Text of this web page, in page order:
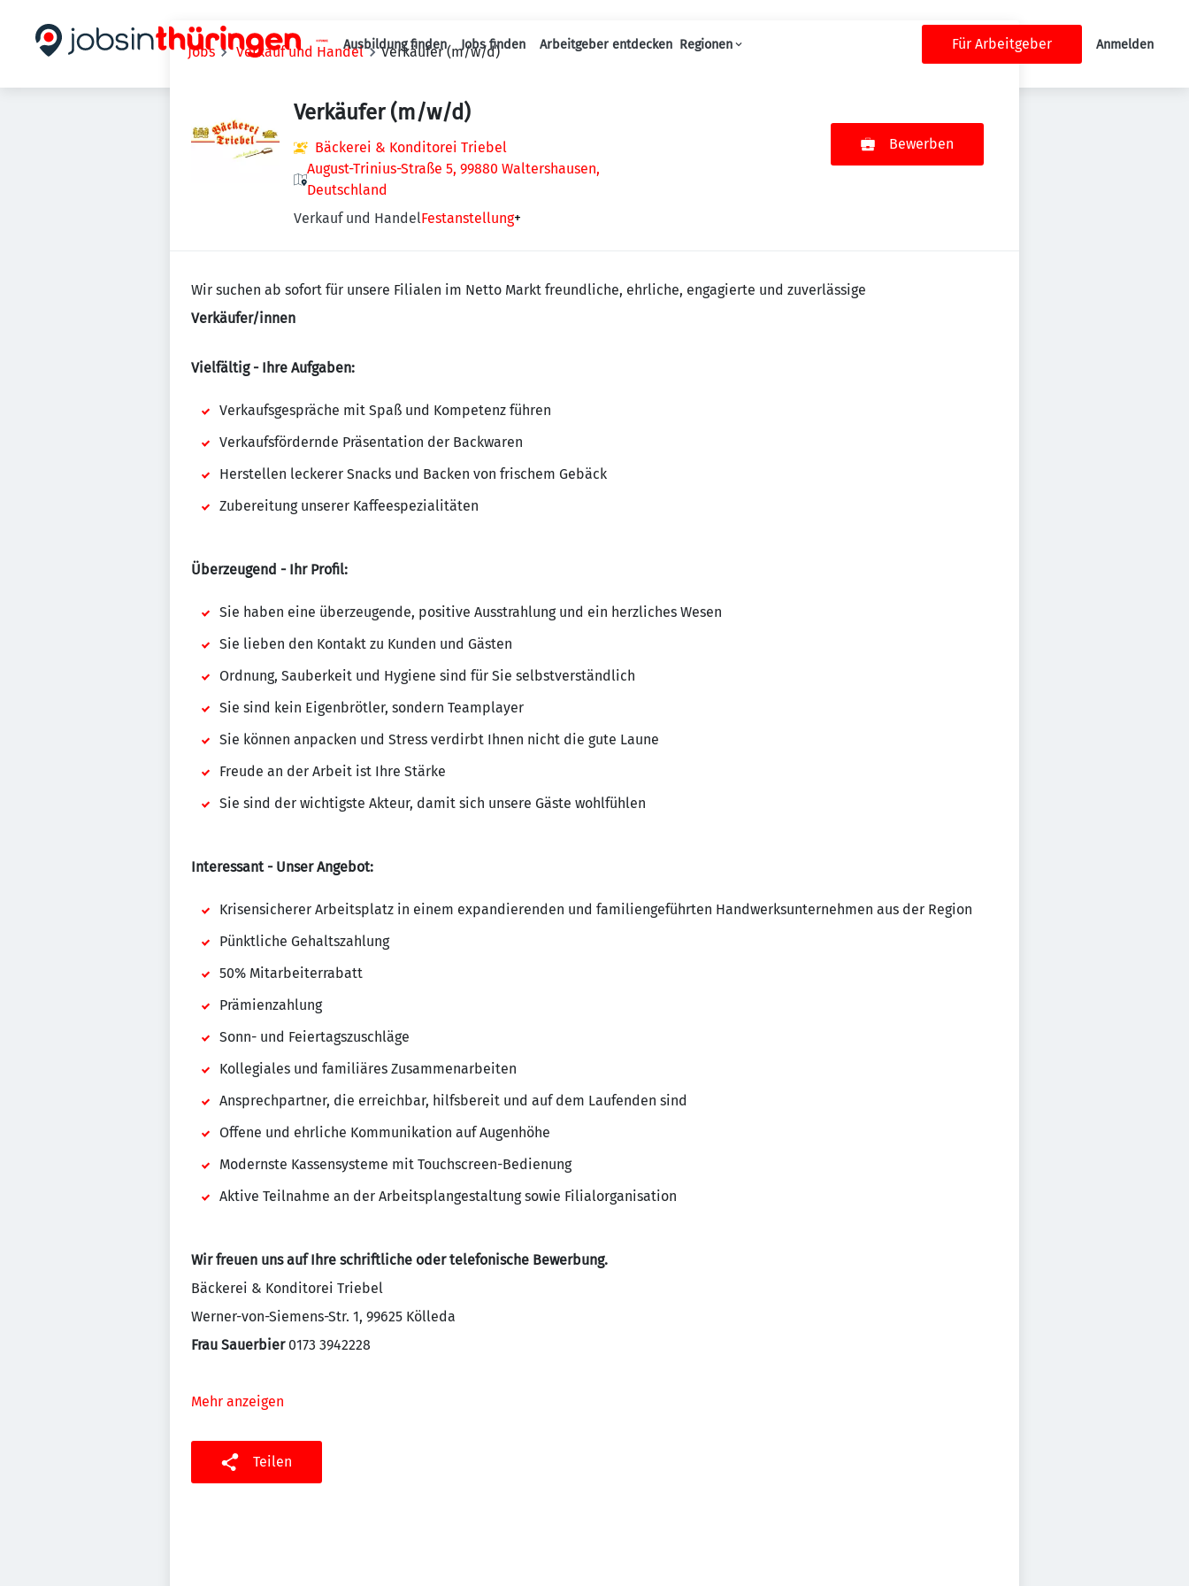
Haupt-Navigation
Ausbildung finden Jobs finden Arbeitgeber entdecken Regionen Für Arbeitgeber Anmelden
Jobs Verkauf und Handel Verkäufer (m/w/d)
Verkäufer (m/w/d)
Bäckerei & Konditorei Triebel
August-Trinius-Straße 5, 99880 Waltershausen,
Deutschland
Verkauf und HandelFestanstellung+
Bewerben
Wir suchen ab sofort für unsere Filialen im Netto Markt freundliche, ehrliche, engagierte und zuverlässige
Verkäufer/innen
Vielfältig - Ihre Aufgaben:
Verkaufsgespräche mit Spaß und Kompetenz führen
Verkaufsfördernde Präsentation der Backwaren
Herstellen leckerer Snacks und Backen von frischem Gebäck
Zubereitung unserer Kaffeespezialitäten
Überzeugend - Ihr Profil:
Sie haben eine überzeugende, positive Ausstrahlung und ein herzliches Wesen
Sie lieben den Kontakt zu Kunden und Gästen
Ordnung, Sauberkeit und Hygiene sind für Sie selbstverständlich
Sie sind kein Eigenbrötler, sondern Teamplayer
Sie können anpacken und Stress verdirbt Ihnen nicht die gute Laune
Freude an der Arbeit ist Ihre Stärke
Sie sind der wichtigste Akteur, damit sich unsere Gäste wohlfühlen
Interessant - Unser Angebot:
Krisensicherer Arbeitsplatz in einem expandierenden und familiengeführten Handwerksunternehmen aus der Region
Pünktliche Gehaltszahlung
50% Mitarbeiterrabatt
Prämienzahlung
Sonn- und Feiertagszuschläge
Kollegiales und familiäres Zusammenarbeiten
Ansprechpartner, die erreichbar, hilfsbereit und auf dem Laufenden sind
Offene und ehrliche Kommunikation auf Augenhöhe
Modernste Kassensysteme mit Touchscreen-Bedienung
Aktive Teilnahme an der Arbeitsplangestaltung sowie Filialorganisation
Wir freuen uns auf Ihre schriftliche oder telefonische Bewerbung.
Bäckerei & Konditorei Triebel
Werner-von-Siemens-Str. 1, 99625 Kölleda
Frau Sauerbier0173 3942228
Mehr anzeigen
Teilen